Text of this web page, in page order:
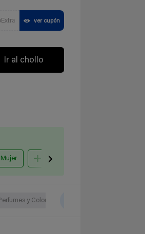
ver cupón
Ir al chollo
Mujer unisex perfume
y Colonias Mujer